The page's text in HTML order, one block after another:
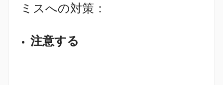
ミスへの対策：
注意する